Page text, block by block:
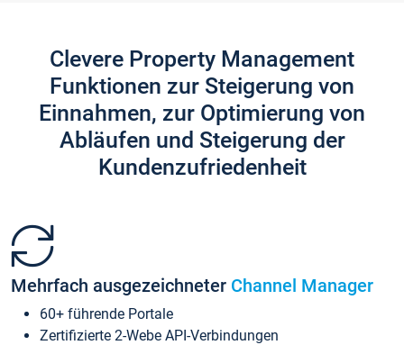
Clevere Property Management
Funktionen zur Steigerung von
Einnahmen, zur Optimierung von
Abläufen und Steigerung der
Kundenzufriedenheit
Mehrfach ausgezeichneter Channel Manager
60+ führende Portale
Zertifizierte 2-Webe API-Verbindungen